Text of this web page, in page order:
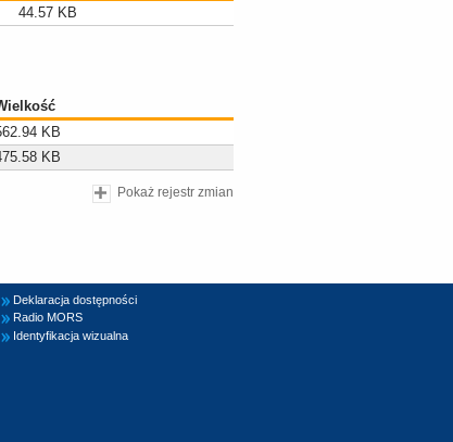
44.57 KB
KB
KB
Pokaż rejestr zmian
Deklaracja dostępności
Radio MORS
Identyfikacja wizualna